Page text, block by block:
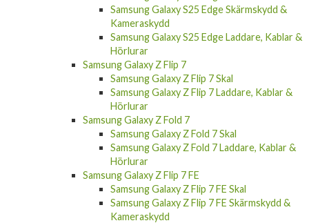
Samsung Galaxy S25 Edge Skärmskydd &
Kameraskydd
Samsung Galaxy S25 Edge Laddare, Kablar &
Hörlurar
Samsung Galaxy Z Flip 7
Samsung Galaxy Z Flip 7 Skal
Samsung Galaxy Z Flip 7 Laddare, Kablar &
Hörlurar
Samsung Galaxy Z Fold 7
Samsung Galaxy Z Fold 7 Skal
Samsung Galaxy Z Fold 7 Laddare, Kablar &
Hörlurar
Samsung Galaxy Z Flip 7 FE
Samsung Galaxy Z Flip 7 FE Skal
Samsung Galaxy Z Flip 7 FE Skärmskydd &
Kameraskydd